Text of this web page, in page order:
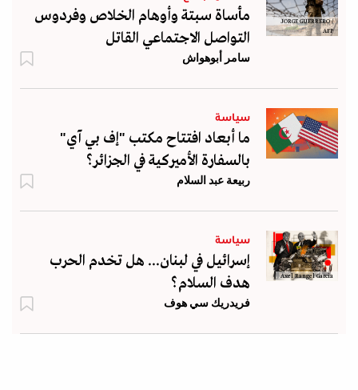
JORGE GUERRERO /
AFP
مأساة سبتة وأوهام الخلاص وفردوس
التواصل الاجتماعي القاتل
سامر أبوهواش
سياسة
ما أبعاد افتتاح مكتب "إف بي آي"
بالسفارة الأميركية في الجزائر؟
ربيعة عبد السلام
Axel Rangel Garcia
سياسة
إسرائيل في لبنان... هل تخدم الحرب
هدف السلام؟
فريدريك سي هوف